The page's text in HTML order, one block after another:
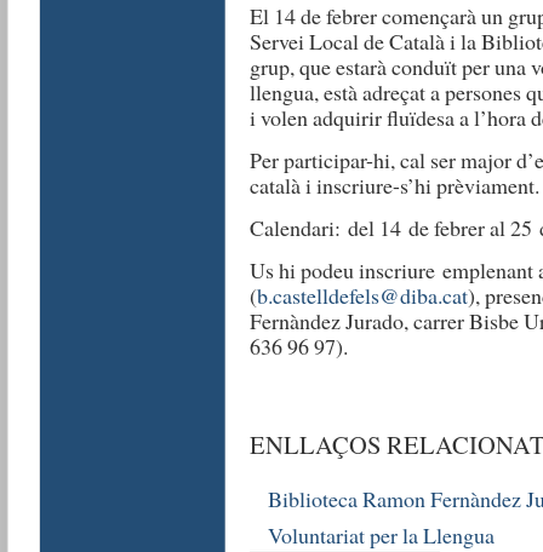
El 14 de febrer començarà un
Servei Local de Català i la
grup, que estarà conduït per una
llengua, està adreçat a persones
i volen adquirir fluïdesa a l’hora
Per participar-hi, cal ser major
català i inscriure-s’hi prèviament.
Calendari: del 14 de febrer al 25
Us hi podeu inscriure emplenant
(b.castelldefels@diba.cat),
Fernàndez Jurado, carrer Bisbe
636 96 97).
ENLLAÇOS
Biblioteca Ramon Fernàndez
Voluntariat per la Llengua